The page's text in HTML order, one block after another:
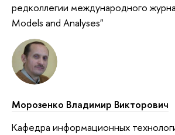
редколлегии международного
Models and Analyses"
Морозенко Владимир Викторович
Кафедра информационных